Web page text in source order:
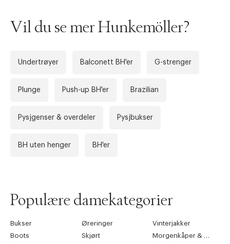
Forrige
Vil du se mer Hunkemöller?
Undertrøyer Balconett BH'er G-strenger
Plunge Push-up BH'er Brazilian
Pysjgenser & overdeler Pysjbukser
BH uten henger BH'er
Populære damekategorier
Bukser Øreringer
Vinterjakker
Boots
Skjørt
Morgenkåper & kimonoer